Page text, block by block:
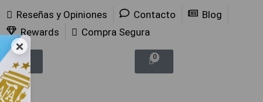
×
Reseñas y Opiniones Contacto
Blog
Rewards
Compra Segura
0